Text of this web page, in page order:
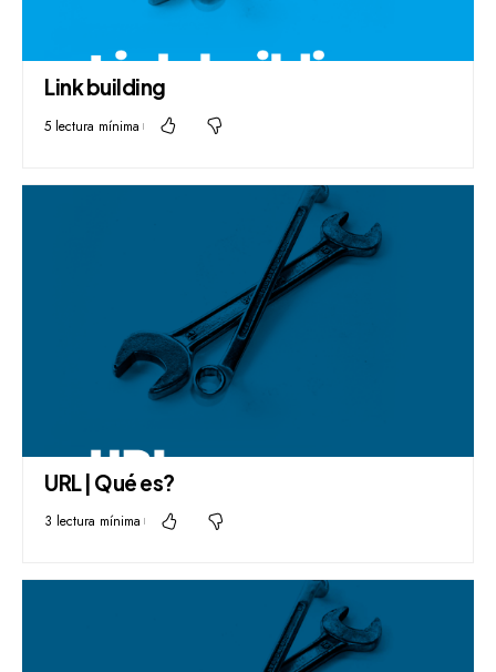
Link building
5 lectura mínima
URL | Qué es?
3 lectura mínima